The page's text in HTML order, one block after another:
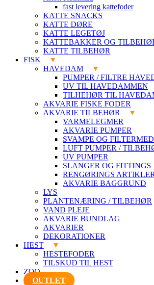
fast levering kattefoder
KATTE SNACKS
KATTE DØRE
KATTE LEGETØJ
KATTEBAKKER OG
KATTE TILBEHØR
FISK
HAVEDAM
PUMPER / FILTRE
UV TIL HAVEDAMMEN
TILHEHØR TIL
AKVARIE FISKE FODER
AKVARIE TILBEHØR
VARMELEGMER
AKVARIE PUMPER
SVAMPE OG
LUFT PUMPER /
UV PUMPER
SLANGER OG FITTINGS
RENGØRINGS ARTIKLER
AKVARIE BAGGRUND
LYS
PLANTENÆRING / TILBEHØR
VAND PLEJE
AKVARIE BUNDLAG
AKVARIER
DEKORATIONER
HEST
HESTEFODER
TILSKUD TIL HEST
ZOO
OUTLET